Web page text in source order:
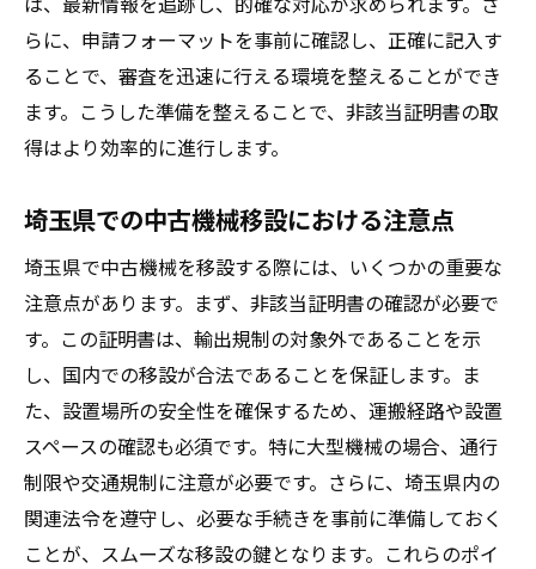
実際の取得例から見える重要なポイント
証明書活用で得られるビジネスチャンス
中古機械移設に不可欠な非該当証明書を徹底解
説
中古機械移設における証明書の重要性
非該当証明書の役割と活用方法
埼玉県での証明書取得の現状と課題
証明書取得のための具体的な手続き
移設を成功させるための証明書活用法
非該当証明書で中古機械移設のトラブルを未然
に防ぐ
非該当証明書がトラブルを防ぐ理由
埼玉県でのトラブル事例とその対策
らに、申請フォーマットを事前に確認し、正確に記入す
ることで、審査を迅速に行える環境を整えることができ
ます。こうした準備を整えることで、非該当証明書の取
得はより効率的に進行します。
埼玉県での中古機械移設における注意点
埼玉県で中古機械を移設する際には、いくつかの重要な
注意点があります。まず、非該当証明書の確認が必要で
す。この証明書は、輸出規制の対象外であることを示
し、国内での移設が合法であることを保証します。ま
た、設置場所の安全性を確保するため、運搬経路や設置
スペースの確認も必須です。特に大型機械の場合、通行
制限や交通規制に注意が必要です。さらに、埼玉県内の
関連法令を遵守し、必要な手続きを事前に準備しておく
ことが、スムーズな移設の鍵となります。これらのポイ